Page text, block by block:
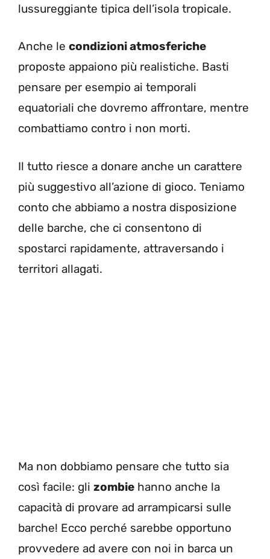
lussureggiante tipica dell’isola tropicale.
Anche le condizioni atmosferiche
proposte appaiono più realistiche. Basti
pensare per esempio ai temporali
equatoriali che dovremo affrontare, mentre
combattiamo contro i non morti.
Il tutto riesce a donare anche un carattere
più suggestivo all’azione di gioco. Teniamo
conto che abbiamo a nostra disposizione
delle barche, che ci consentono di
spostarci rapidamente, attraversando i
territori allagati.
Ma non dobbiamo pensare che tutto sia
così facile: gli zombie hanno anche la
capacità di provare ad arrampicarsi sulle
barche! Ecco perché sarebbe opportuno
provvedere ad avere con noi in barca un